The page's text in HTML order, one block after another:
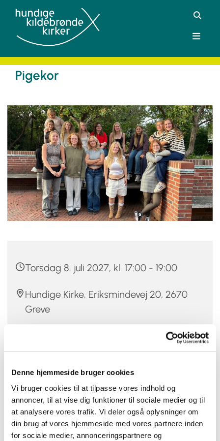
Denne hjemmeside bruger cookies
Vi bruger cookies til at tilpasse vores indhold og
annoncer, til at vise dig funktioner til sociale medier og til
at analysere vores trafik. Vi deler også oplysninger om
din brug af vores hjemmeside med vores partnere inden
for sociale medier, annonceringspartnere og
Pigekor
Torsdag 8. juli 2027, kl. 17:00 - 19:00
Hundige Kirke, Eriksmindevej 20, 2670
Greve
Er du mellem 12 og 20 år, vild med musik og at synge,
så er Hundige-Kildebrønde Kirkers Pigekor måske
noget for dig.
Pigekoret øver hver torsdag fra kl. 17-19 i Hundige kirke,